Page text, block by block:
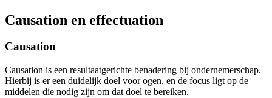
Causation en effectuation
Causation
Causation is een resultaatgerichte benadering bij ondernemerschap.
Hierbij is er een duidelijk doel voor ogen, en de focus ligt op de
middelen die nodig zijn om dat doel te bereiken.